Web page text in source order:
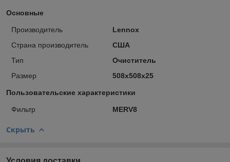
Основные
Производитель
Lennox
Страна производитель
США
Тип
Очиститель
Размер
508x508x25
Пользовательские характеристики
Фильтр MERV8
Скрыть